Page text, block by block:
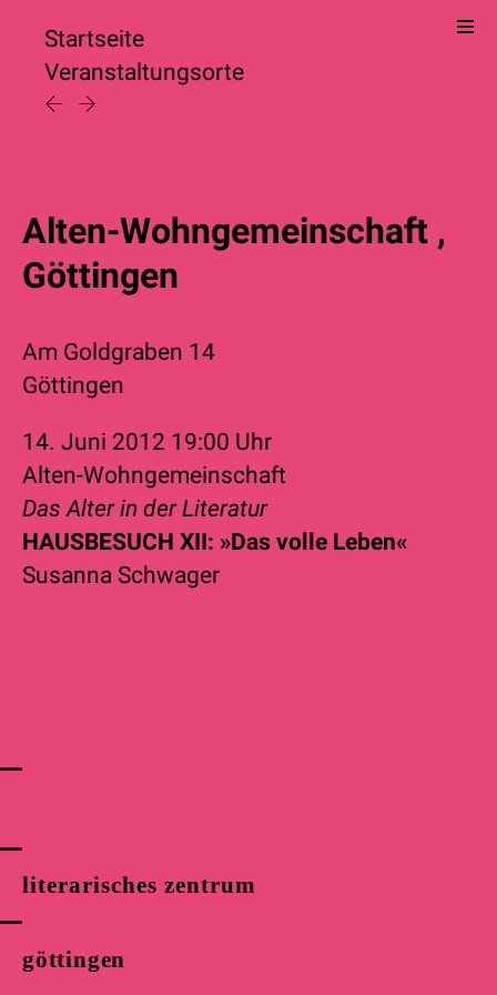
literarisches zentrum
göttingen
Startseite
Veranstaltungsorte
Alten-Wohngemeinschaft ,
Göttingen
Am Goldgraben 14
Göttingen
14. Juni 2012 19:00 Uhr
Alten-Wohngemeinschaft
Das Alter in der Literatur
HAUSBESUCH XII: »Das volle Leben«
Susanna Schwager